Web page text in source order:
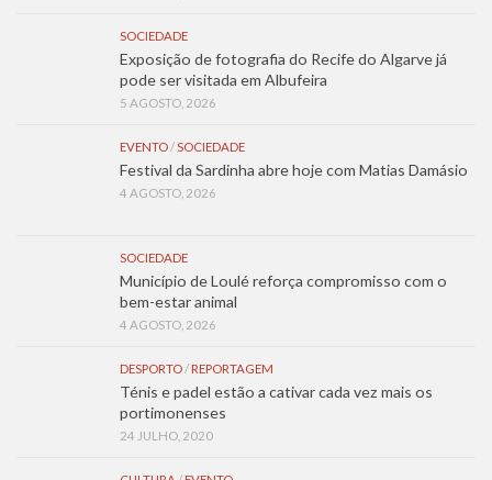
SOCIEDADE
Exposição de fotografia do Recife do Algarve já
pode ser visitada em Albufeira
5 AGOSTO, 2026
EVENTO/SOCIEDADE
Festival da Sardinha abre hoje com Matias Damásio
4 AGOSTO, 2026
SOCIEDADE
Município de Loulé reforça compromisso com o
bem-estar animal
4 AGOSTO, 2026
DESPORTO/ REPORTAGEM
Ténis e padel estão a cativar cada vez mais os
portimonenses
24 JULHO, 2020